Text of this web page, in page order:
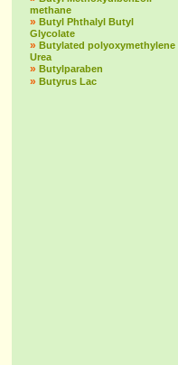
methane
» Butyl Phthalyl Butyl
Glycolate
» Butylated polyoxymethylene
Urea
» Butylparaben
» Butyrus Lac